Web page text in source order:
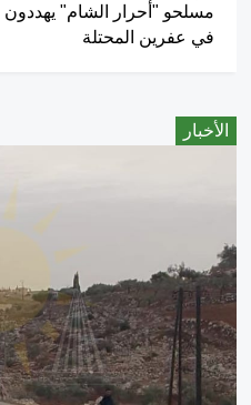
مسلحو "أحرار الشام" يهددون
في عفرين المحتلة
الأخبار